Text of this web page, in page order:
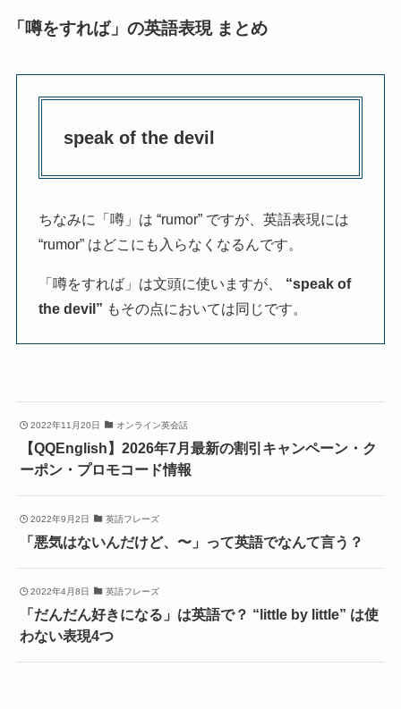
「噂をすれば」の英語表現 まとめ
speak of the devil
ちなみに「噂」は “rumor” ですが、英語表現には
“rumor” はどこにも入らなくなるんです。
「噂をすれば」は文頭に使いますが、 “speak of
the devil” もその点においては同じです。
2022年11月20日 オンライン英会話
【QQEnglish】2026年7月最新の割引キャンペーン・ク
ーポン・プロモコード情報
2022年9月2日 英語フレーズ
「悪気はないんだけど、〜」って英語でなんて言う？
2022年4月8日 英語フレーズ
「だんだん好きになる」は英語で？ “little by little” は使
わない表現4つ